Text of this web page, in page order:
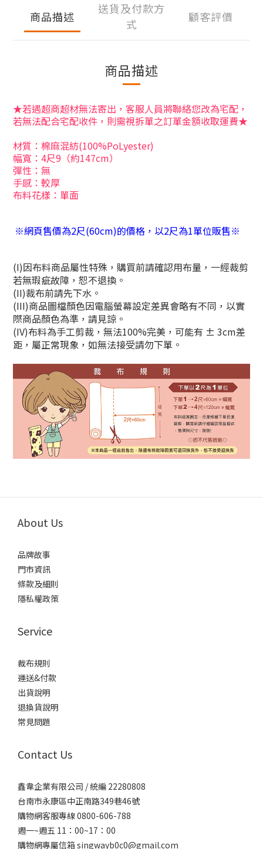
商品描述
送貨及付款方
式
顧客評價
商品描述
★若遇超商超材無法寄出，客服人員將聯絡您改為宅配，
若無法配合宅配收件，則需視拆單之訂單金額收取運費★
材質：棉麻混紡(100%PoLyester)
幅寬：4尺9（約147cm）
彈性：無
手感：較厚
布料花樣：單面
※網頁售價為2尺(60cm)的價格，以2尺為1單位販售※
(I)因布料商品屬性特殊，購買前請確認用布量，一經裁剪
若無瑕疵故障，恕不退換。
(II)裁布前請先下水。
(III)商品圖檔顏色因電腦螢幕設定差異會略有不同，以實
際商品顏色為準，請見諒。
(IV)布料為手工剪裁，無法100%完美，可能有 ± 3cm差
距，屬正常現象，如無法接受請勿下單。
About Us
品牌故事
門市資訊
條款及細則
隱私權政策
Service
裁布規則
運送&付款
出貨說明
退換貨說明
常見問題
Contact Us
鑫韋企業有限公司 / 統編 22280808
台南市永康區中正南路349巷46號
購物網客服專線 0800-606-788
週一~週五 11：00~17：00
購物網專屬信箱 singwayb0c0@gmail.com